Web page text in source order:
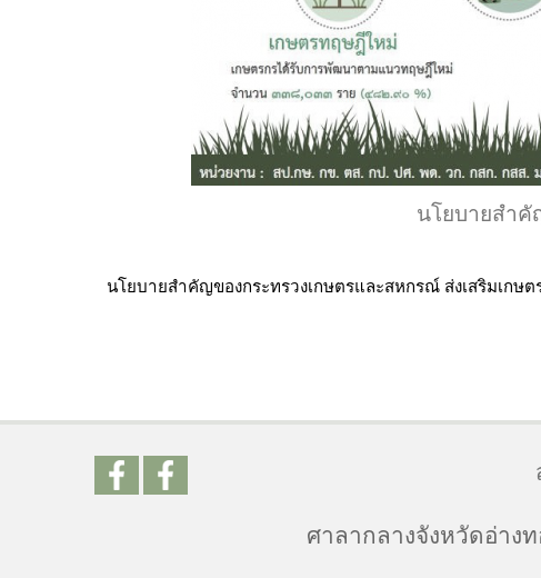
นโยบายสำคั
นโยบายสำคัญของกระทรวงเกษตรและสหกรณ์ ส่งเสริมเกษต
ศาลากลางจังหวัดอ่างท